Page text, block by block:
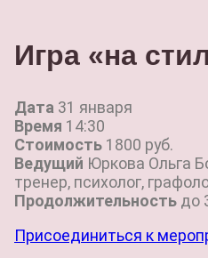
Игра «на
Дата 31 января
Время 14:30
Стоимость 1800 руб.
Ведущий Юркова Ольга
тренер, психолог,
Продолжительность до
Присоединиться к